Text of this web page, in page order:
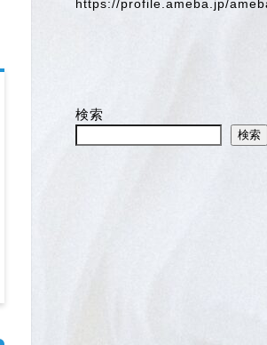
https://profile.ameba.jp/
検索
検索